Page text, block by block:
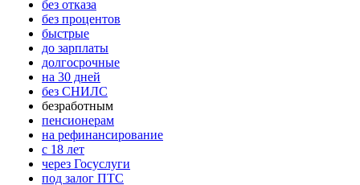
без отказа
без процентов
быстрые
до зарплаты
долгосрочные
на 30 дней
без СНИЛС
безработным
пенсионерам
на рефинансирование
с 18 лет
через Госуслуги
под залог ПТС